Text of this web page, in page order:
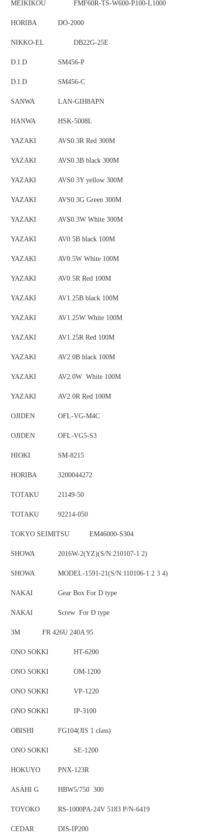
MEIKIKOU FMF60R-TS-W600-P100-L1000
HORIBA DO-2000
NIKKO-EL DB22G-25E
D.I.D SM456-P
D.I.D SM456-C
SANWA LAN-GIH8APN
HANWA HSK-5008L
YAZAKI AVS0.3R Red 300M
YAZAKI AVS0.3B black 300M
YAZAKI AVS0.3Y yellow 300M
YAZAKI AVS0.3G Green 300M
YAZAKI AVS0.3W White 300M
YAZAKI AV0.5B black 100M
YAZAKI AV0.5W White 100M
YAZAKI AV0.5R Red 100M
YAZAKI AV1.25B black 100M
YAZAKI AV1.25W White 100M
YAZAKI AV1.25R Red 100M
YAZAKI AV2.0B black 100M
YAZAKI AV2.0W White 100M
YAZAKI AV2.0R Red 100M
OJIDEN OFL-VG-M4C
OJIDEN OFL-VG5-S3
HIOKI SM-8215
HORIBA 3200044272
TOTAKU 21149-50
TOTAKU 92214-050
TOKYO SEIMITSU EM46000-S304
SHOWA 2016W-2(YZ)(S/N:210107-1 2)
SHOWA MODEL-1591-21(S/N:110106-1 2 3 4)
NAKAI Gear Box For D type
NAKAI Screw For D type
3M FR 426U 240A 95
ONO SOKKI HT-6200
ONO SOKKI OM-1200
ONO SOKKI VP-1220
ONO SOKKI IP-3100
OBISHI FG104(JIS 1 class)
ONO SOKKI SE-1200
HOKUYO PNX-123R
ASAHI G HBW5/750 300
TOYOKO RS-1000PA-24V 5183 P/N-6419
CEDAR DIS-IP200